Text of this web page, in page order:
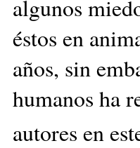
algunos
éstos en
años, sin
humanos ha
autores en